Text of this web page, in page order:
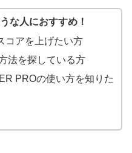
な人におすすめ！
コアを上げたい方
法を探している方
PROの使い方を知りた